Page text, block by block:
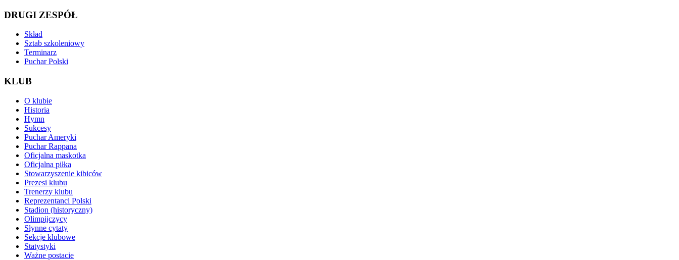
DRUGI ZESPÓŁ
Skład
Sztab szkoleniowy
Terminarz
Puchar Polski
KLUB
O klubie
Historia
Hymn
Sukcesy
Puchar Ameryki
Puchar Rappana
Oficjalna maskotka
Oficjalna piłka
Stowarzyszenie kibiców
Prezesi klubu
Trenerzy klubu
Reprezentanci Polski
Stadion (historyczny)
Olimpijczycy
Słynne cytaty
Sekcje klubowe
Statystyki
Ważne postacie